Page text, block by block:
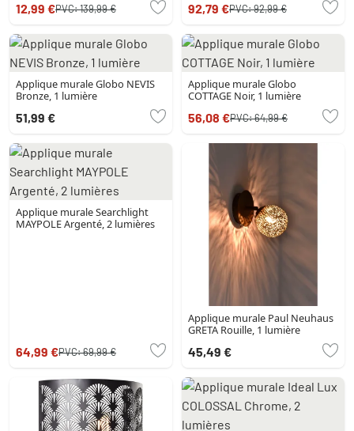
12,99 €PVC:139,99 € 92,79 €PVC:92,99 €
Applique murale Globo NEVIS
Bronze, 1 lumière
51,99 €
Applique murale Globo
COTTAGE Noir, 1 lumière
56,08 €PVC:64,99 €
Applique murale Searchlight
MAYPOLE Argenté, 2 lumières
64,99 €PVC:69,99 €
Applique murale Paul Neuhaus
GRETA Rouille, 1 lumière
45,49 €